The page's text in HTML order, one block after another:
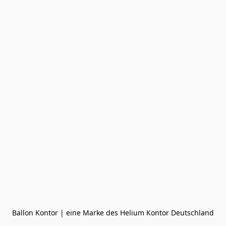
Ballon Kontor | eine Marke des Helium Kontor Deutschland